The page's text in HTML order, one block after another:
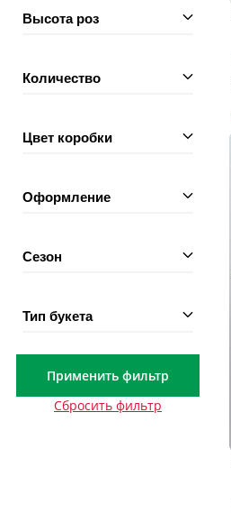
Высота роз
Количество
Цвет коробки
Оформление
Сезон
Тип букета
Применить фильтр
Сбросить фильтр